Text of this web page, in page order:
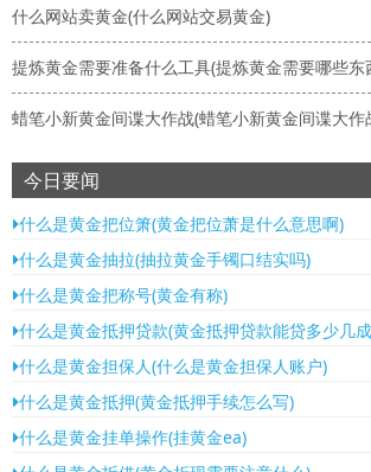
什么网站卖黄金(什么网站交易黄金)
提炼黄金需要准备什么工具(提炼黄金需要哪些东
蜡笔小新黄金间谍大作战(蜡笔小新黄金间谍大作
今日要闻
什么是黄金把位箫(黄金把位萧是什么意思啊)
什么是黄金抽拉(抽拉黄金手镯口结实吗)
什么是黄金把称号(黄金有称)
什么是黄金抵押贷款(黄金抵押贷款能贷多少几
什么是黄金担保人(什么是黄金担保人账户)
什么是黄金抵押(黄金抵押手续怎么写)
什么是黄金挂单操作(挂黄金ea)